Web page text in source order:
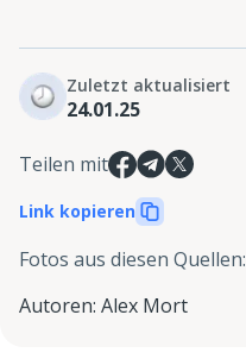
Zuletzt aktualisiert
24.01.25
Teilen mit
Link kopieren
Fotos aus diesen Quellen:
Autoren: Alex Mort